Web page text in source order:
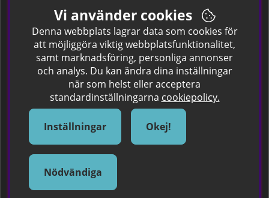
Hitta färgkoden på bilen.
Företagskund
Om oss
Om Spraycan
IKEA Färger
Sök Säkerhetsdatablad
Samarbete / Dyhrs Garage
Vi använder cookies
Denna webbplats lagrar data som cookies för
att möjliggöra viktig webbplatsfunktionalitet,
samt marknadsföring, personliga annonser
och analys. Du kan ändra dina inställningar
när som helst eller acceptera
standardinställningarna cookiepolicy.
Inställningar Okej!
Nödvändiga